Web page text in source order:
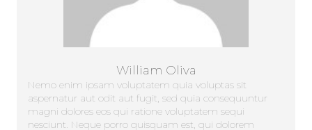
William Oliva
Nemo enim ipsam voluptatem quia voluptas sit
aspernatur aut odit aut fugit, sed quia consequuntur
magni dolores eos qui ratione voluptatem sequi
nesciunt. Neque porro quisquam est, qui dolorem